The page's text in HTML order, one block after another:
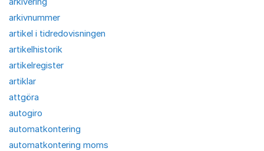
arkivnummer
artikel i tidredovisningen
artikelhistorik
artikelregister
artiklar
attgöra
autogiro
automatkontering
automatkontering moms